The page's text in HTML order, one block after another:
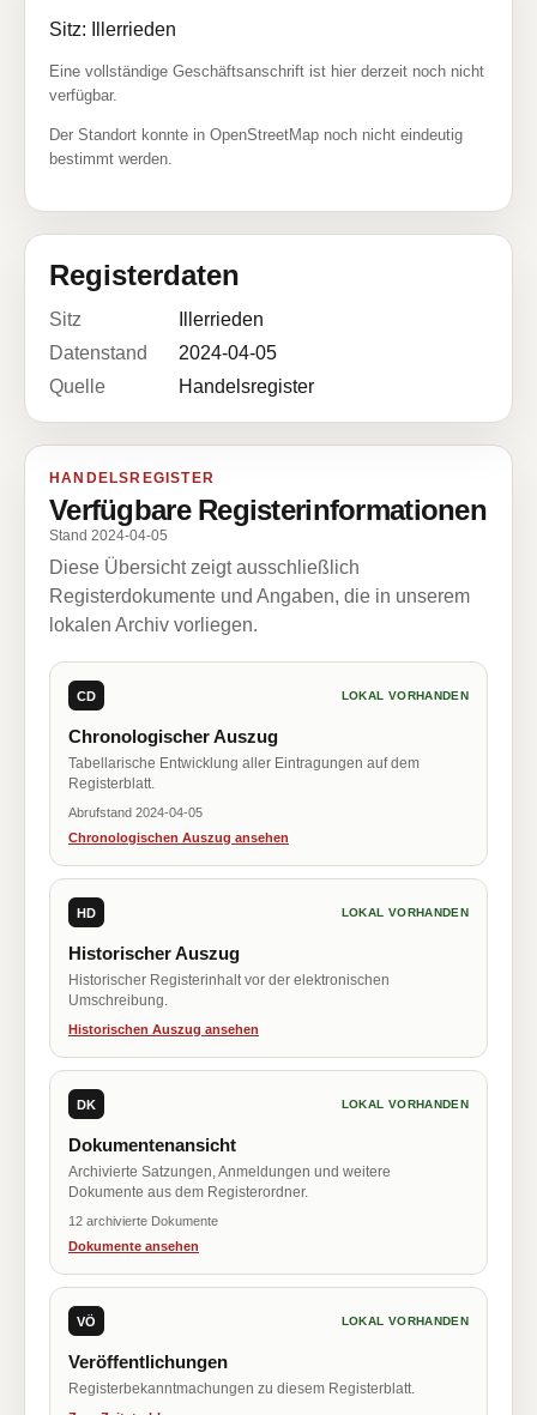
Sitz: Illerrieden
Eine vollständige Geschäftsanschrift ist hier derzeit noch nicht
verfügbar.
Der Standort konnte in OpenStreetMap noch nicht eindeutig
bestimmt werden.
Registerdaten
Sitz
Illerrieden
Datenstand
2024-04-05
Quelle
Handelsregister
HANDELSREGISTER
Verfügbare Registerinformationen
Stand 2024-04-05
Diese Übersicht zeigt ausschließlich
Registerdokumente und Angaben, die in unserem
lokalen Archiv vorliegen.
CD LOKAL VORHANDEN
Chronologischer Auszug
Tabellarische Entwicklung aller Eintragungen auf dem
Registerblatt.
Abrufstand 2024-04-05
Chronologischen Auszug ansehen
HD LOKAL VORHANDEN
Historischer Auszug
Historischer Registerinhalt vor der elektronischen
Umschreibung.
Historischen Auszug ansehen
DK LOKAL VORHANDEN
Dokumentenansicht
Archivierte Satzungen, Anmeldungen und weitere
Dokumente aus dem Registerordner.
12 archivierte Dokumente
Dokumente ansehen
VÖ LOKAL VORHANDEN
Veröffentlichungen
Registerbekanntmachungen zu diesem Registerblatt.